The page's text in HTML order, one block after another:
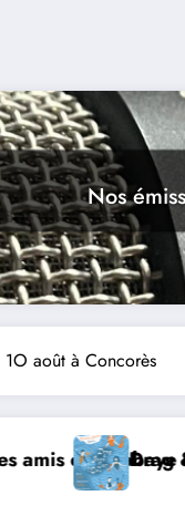
Nos
1O août à Concorès